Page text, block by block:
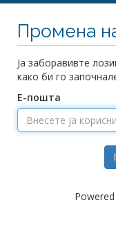
Промена
Ја заборавивте
како би го
Е-пошта